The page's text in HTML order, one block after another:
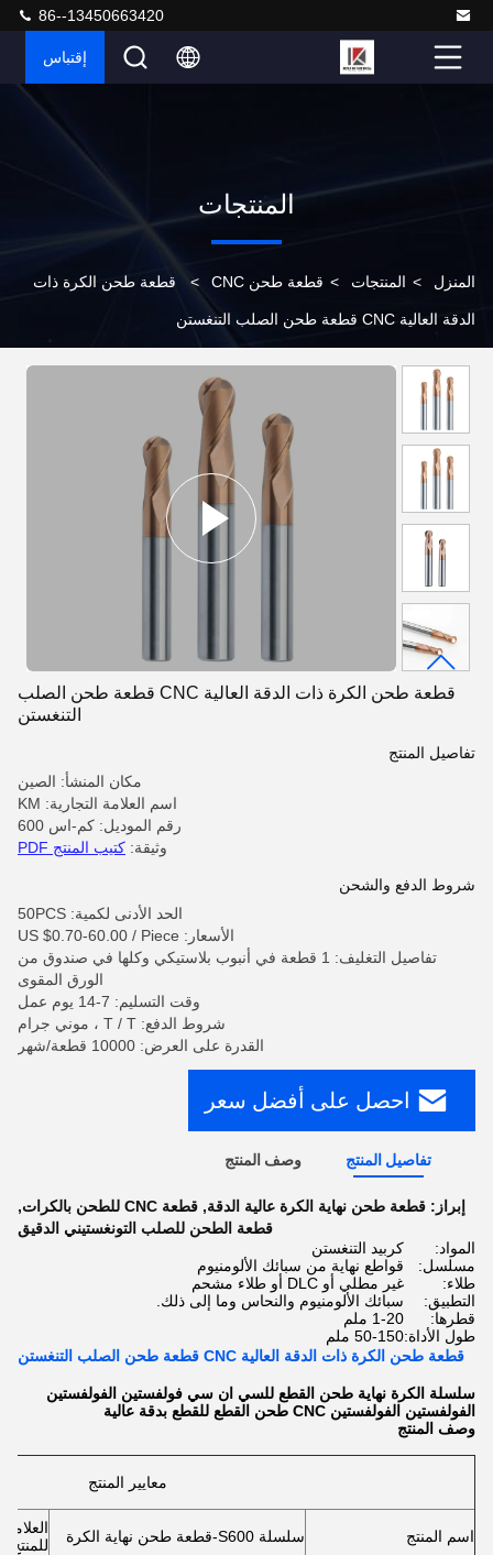
86--13450663420
إقتباس
المنتجات
المنزل > المنتجات > قطعة طحن CNC > قطعة طحن الكرة ذات
الدقة العالية CNC قطعة طحن الصلب التنغستن
قطعة طحن الكرة ذات الدقة العالية CNC قطعة طحن الصلب
التنغستن
تفاصيل المنتج
مكان المنشأ: الصين
اسم العلامة التجارية: KM
رقم الموديل: كم-اس 600
وثيقة: كتيب المنتج PDF
شروط الدفع والشحن
الحد الأدنى لكمية: 50PCS
الأسعار: US $0.70-60.00 / Piece
تفاصيل التغليف: 1 قطعة في أنبوب بلاستيكي وكلها في صندوق من
الورق المقوى
وقت التسليم: 7-14 يوم عمل
شروط الدفع: T / T ، موني جرام
القدرة على العرض: 10000 قطعة/شهر
احصل على أفضل سعر
تفاصيل المنتج وصف المنتج
إبراز: قطعة طحن نهاية الكرة عالية الدقة, قطعة CNC للطحن بالكرات
,
قطعة الطحن للصلب التونغستيني الدقيق
المواد:
كربيد التنغستن
مسلسل:
قواطع نهاية من سبائك الألومنيوم
طلاء:
غير مطلي أو DLC أو طلاء مشحم
التطبيق:
سبائك الألومنيوم والنحاس وما إلى ذلك.
قطرها:
1-20 ملم
طول الأداة:50-150 ملم
قطعة طحن الكرة ذات الدقة العالية CNC قطعة طحن الصلب التنغستن
سلسلة الكرة نهاية طحن القطع للسي ان سي فولفستين الفولفستين
الفولفستين الفولفستين CNC طحن القطع للقطع بدقة عالية
وصف المنتج
معايير المنتج
اسم المنتج سلسلة S600-قطعة طحن نهاية الكرة
العلامة
للمنتج: